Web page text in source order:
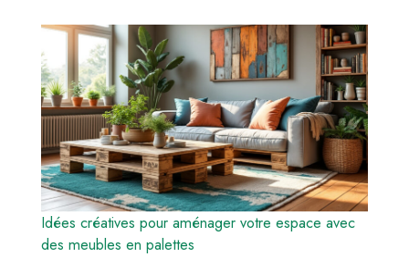
Idées créatives pour aménager votre espace avec
des meubles en palettes